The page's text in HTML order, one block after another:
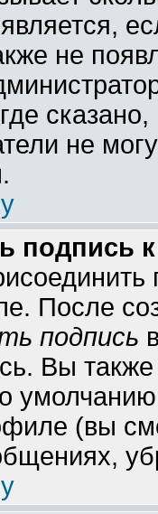
не
не
подпись
После
подпись
Вы
(вы